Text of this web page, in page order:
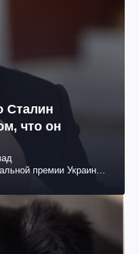
Сталин
что он
премии Украины